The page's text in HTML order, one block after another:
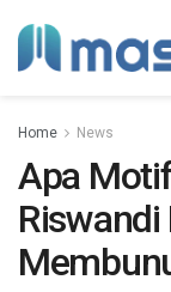
Home News
Apa